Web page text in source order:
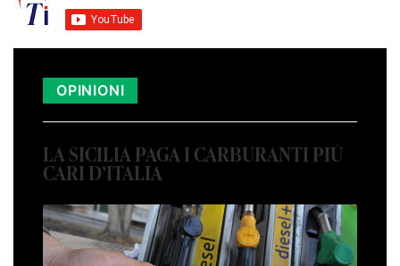
OPINIONI
LA SICILIA PAGA I CARBURANTI PIÙ
CARI D’ITALIA